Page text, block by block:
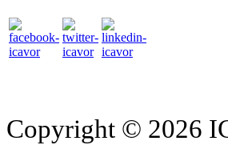
Copyright © 2026